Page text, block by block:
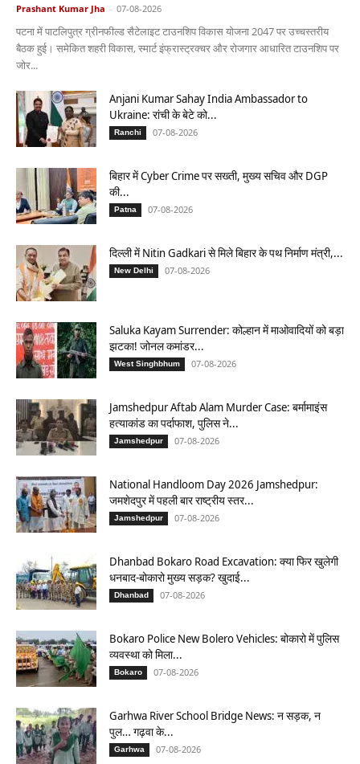
Prashant Kumar Jha - 07-08-2026
पटना में पाटलिपुत्र ग्रीनफील्ड सैटेलाइट टाउनशिप विकास योजना 2047 पर उच्चस्तरीय
बैठक हुई। समेकित शहरी विकास, स्मार्ट इंफ्रास्ट्रक्चर और रोजगार आधारित टाउनशिप पर
जोर...
Anjani Kumar Sahay India Ambassador to
Ukraine: रांची के बेटे को...
Ranchi 07-08-2026
बिहार में Cyber Crime पर सख्ती, मुख्य सचिव और DGP
की...
Patna 07-08-2026
दिल्ली में Nitin Gadkari से मिले बिहार के पथ निर्माण मंत्री,...
New Delhi 07-08-2026
Saluka Kayam Surrender: कोल्हान में माओवादियों को बड़ा
झटका! जोनल कमांडर...
West Singhbhum 07-08-2026
Jamshedpur Aftab Alam Murder Case: बर्मामाइंस
हत्याकांड का पर्दाफाश, पुलिस ने...
Jamshedpur 07-08-2026
National Handloom Day 2026 Jamshedpur:
जमशेदपुर में पहली बार राष्ट्रीय स्तर...
Jamshedpur 07-08-2026
Dhanbad Bokaro Road Excavation: क्या फिर खुलेगी
धनबाद-बोकारो मुख्य सड़क? खुदाई...
Dhanbad 07-08-2026
Bokaro Police New Bolero Vehicles: बोकारो में पुलिस
व्यवस्था को मिला...
Bokaro 07-08-2026
Garhwa River School Bridge News: न सड़क, न
पुल… गढ़वा के...
Garhwa 07-08-2026